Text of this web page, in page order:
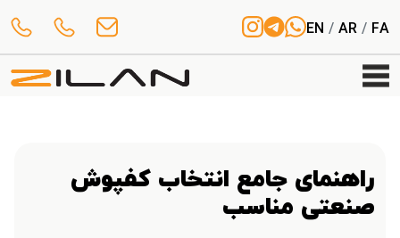
EN /AR/ FA
راهنمای جامع انتخاب کفپوش
صنعتی مناسب